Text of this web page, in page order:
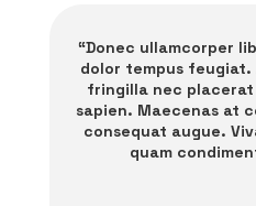
“Donec ullamcorper
dolor tempus feugiat.
fringilla nec
sapien. Maecenas at
consequat augue.
quam